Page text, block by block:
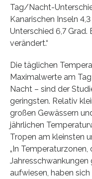
Tag/Nacht-
Kanarischen Inseln
Unterschied 6,7 Grad.
verändert.“
Die täglichen
Maximalwerte am
Nacht – sind der
geringsten. Relativ
großen Gewässern
jährlichen
Tropen am kleinsten
„In
Jahresschwankungen
aufwiesen, haben